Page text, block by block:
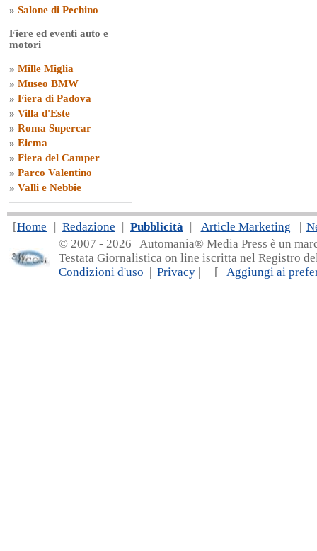
» Salone di Pechino
Fiere ed eventi auto e
motori
» Mille Miglia
» Museo BMW
» Fiera di Padova
» Villa d'Este
» Roma Supercar
» Eicma
» Fiera del Camper
» Parco Valentino
» Valli e Nebbie
[Home | Redazione | Pubblicità | Article Marketing |
© 2007 - 2026 Automania® Media Press è un
Testata Giornalistica on line iscritta nel Registro
Condizioni d'uso | Privacy | [ Aggiungi ai